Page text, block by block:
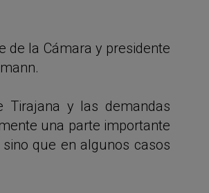
de la Cámara y presidente
Tirajana y las demandas
una parte importante
que en algunos casos